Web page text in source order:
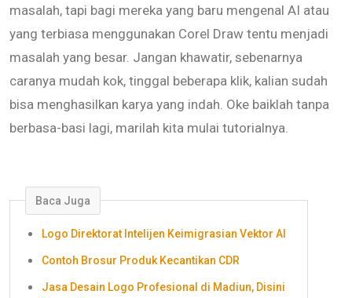
masalah, tapi bagi mereka yang baru mengenal AI atau
yang terbiasa menggunakan Corel Draw tentu menjadi
masalah yang besar. Jangan khawatir, sebenarnya
caranya mudah kok, tinggal beberapa klik, kalian sudah
bisa menghasilkan karya yang indah. Oke baiklah tanpa
berbasa-basi lagi, marilah kita mulai tutorialnya.
Baca Juga
Logo Direktorat Intelijen Keimigrasian Vektor AI
Contoh Brosur Produk Kecantikan CDR
Jasa Desain Logo Profesional di Madiun, Disini